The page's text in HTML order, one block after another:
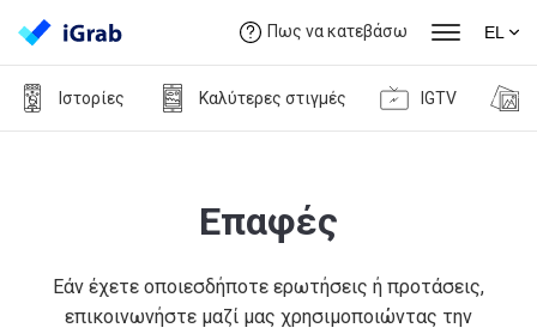
Πως να κατεβάσω EL
Ιστορίες Καλύτερες στιγμές IGTV
Επαφές
Εάν έχετε οποιεσδήποτε ερωτήσεις ή προτάσεις,
επικοινωνήστε μαζί μας χρησιμοποιώντας την